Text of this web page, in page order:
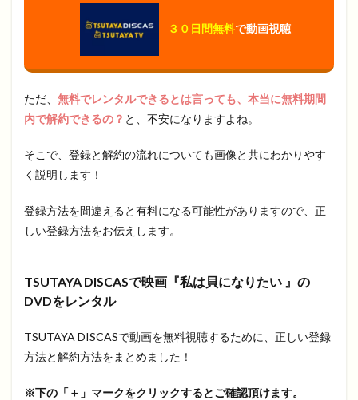
３０日間無料で動画視聴
ただ、 無料でレンタルできるとは言っても、本当に無料期間
内で解約できるの？ と、不安になりますよね。
そこで、登録と解約の流れについても画像と共にわかりやす
く説明します！
登録方法を間違えると有料になる可能性がありますので、正
しい登録方法をお伝えします。
TSUTAYA DISCASで映画『私は貝になりたい 』の
DVDをレンタル
TSUTAYA DISCASで動画を無料視聴するために、正しい登録
方法と解約方法をまとめました！
※下の「＋」マークをクリックするとご確認頂けます。